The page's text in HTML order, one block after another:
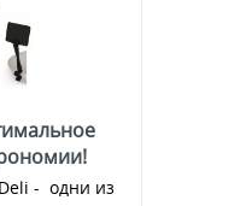
- одни из